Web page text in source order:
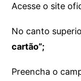
Acesse o site
No canto
cartão”;
Preencha o